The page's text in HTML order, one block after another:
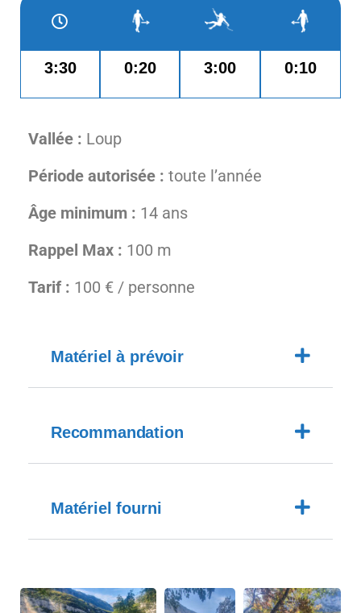
3:30 0:20 3:00 0:10
Vallée : Loup
Période autorisée : toute l’année
Âge minimum : 14 ans
Rappel Max : 100 m
Tarif : 100 € / personne
Matériel à prévoir
Recommandation
Matériel fourni